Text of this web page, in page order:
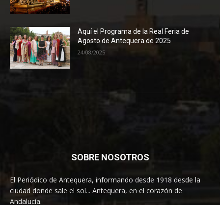
Aquí el Programa de la Real Feria de
Agosto de Antequera de 2025
24/08/2025
SOBRE NOSOTROS
El Periódico de Antequera, informando desde 1918 desde la
ciudad donde sale el sol... Antequera, en el corazón de
Andalucía.